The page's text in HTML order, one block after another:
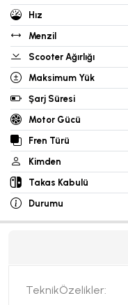
Hız
Menzil
Scooter Ağırlığı
Maksimum Yük
Şarj Süresi
Motor Gücü
Fren Türü
Kimden
Takas Kabulü
Durumu
TeknikÖzelikler: